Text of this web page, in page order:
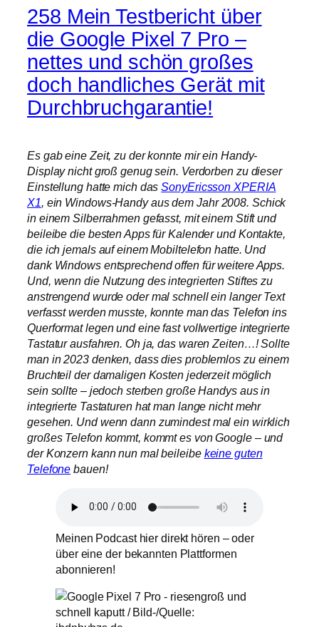
258 Mein Testbericht über
die Google Pixel 7 Pro –
nettes und schön großes
doch handliches Gerät mit
Durchbruchgarantie!
Es gab eine Zeit, zu der konnte mir ein Handy-
Display nicht groß genug sein. Verdorben zu dieser
Einstellung hatte mich dasSonyEricsson XPERIA
X1 , ein Windows-Handy aus dem Jahr 2008. Schick
in einem Silberrahmen gefasst, mit einem Stift und
beileibe die besten Apps für Kalender und Kontakte,
die ich jemals auf einem Mobiltelefon hatte. Und
dank Windows entsprechend offen für weitere Apps.
Und, wenn die Nutzung des integrierten Stiftes zu
anstrengend wurde oder mal schnell ein langer Text
verfasst werden musste, konnte man das Telefon ins
Querformat legen und eine fast vollwertige integrierte
Tastatur ausfahren. Oh ja, das waren Zeiten…! Sollte
man in 2023 denken, dass dies problemlos zu einem
Bruchteil der damaligen Kosten jederzeit möglich
sein sollte – jedoch sterben große Handys aus in
integrierte Tastaturen hat man lange nicht mehr
gesehen. Und wenn dann zumindest mal ein wirklich
großes Telefon kommt, kommt es von Google – und
der Konzern kann nun mal beileibe keine guten
Telefone bauen!
Meinen Podcast hier direkt hören – oder
über eine der bekannten Plattformen
abonnieren!